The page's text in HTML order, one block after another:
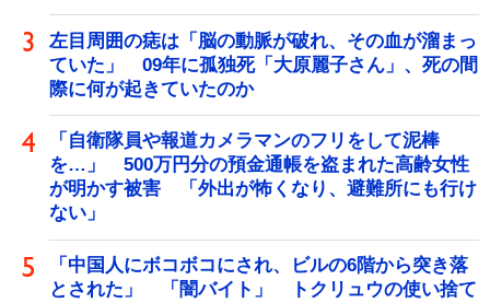
左目周囲の痣は「脳の動脈が破れ、その血が溜まっ
ていた」 09年に孤独死「大原麗子さん」、死の間
際に何が起きていたのか
「自衛隊員や報道カメラマンのフリをして泥棒
を…」 500万円分の預金通帳を盗まれた高齢女性
が明かす被害 「外出が怖くなり、避難所にも行け
ない」
「中国人にボコボコにされ、ビルの6階から突き落
とされた」 「闇バイト」 トクリュウの使い捨て